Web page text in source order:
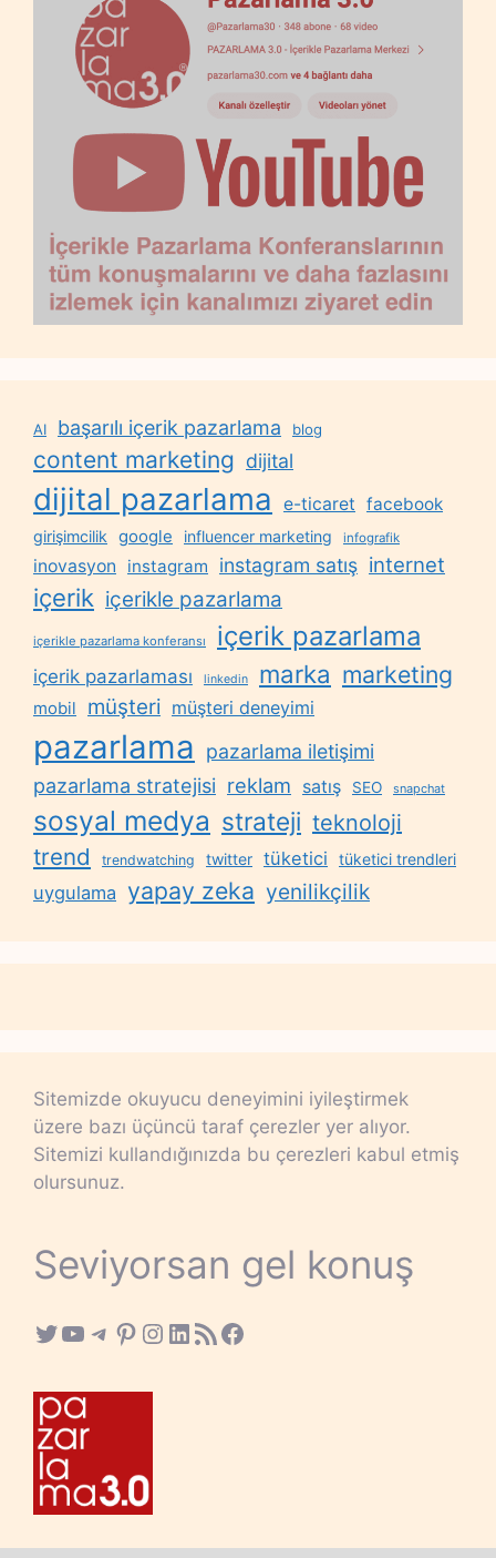
AI başarılı içerik pazarlama blog
content marketing dijital
dijital pazarlama e-ticaret facebook
girişimcilik google influencer marketing infografik
inovasyon instagram instagram satış internet
içerik içerikle pazarlama
içerikle pazarlama konferansı içerik pazarlama
içerik pazarlaması linkedin marka marketing
mobil müşteri müşteri deneyimi
pazarlama
pazarlama iletişimi
pazarlama stratejisi reklam satış SEO snapchat
sosyal medya strateji teknoloji
trend trendwatching twitter tüketici tüketici trendleri
uygulama yapay zeka yenilikçilik
Sitemizde okuyucu deneyimini iyileştirmek
üzere bazı üçüncü taraf çerezler yer alıyor.
Sitemizi kullandığınızda bu çerezleri kabul etmiş
olursunuz.
Seviyorsan gel konuş
Twitter
YouTube
Telegram
Pinterest
Instagram
LinkedIn
RSS FeedFacebook